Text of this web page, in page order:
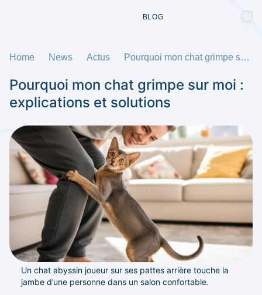
BLOG
Home News Actus Pourquoi mon chat grimpe sur moi : explications et solutions
Pourquoi mon chat grimpe sur moi :
explications et solutions
Un chat abyssin joueur sur ses pattes arrière touche la
jambe d’une personne dans un salon confortable.